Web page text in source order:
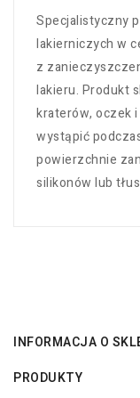
Specjalistyczny
lakierniczych w
z
lakieru. Produkt
kraterów, oczek
wystąpić
powierzchnie
silikonów lub
INFORMACJA O
PRODUKTY